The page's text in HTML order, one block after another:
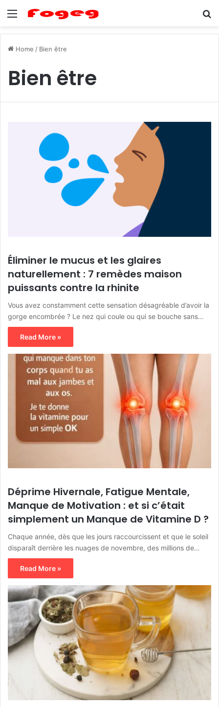
Menu
Home / Bien être
Bien être
Éliminer le mucus et les glaires
naturellement : 7 remèdes maison
puissants contre la rhinite
Vous avez constamment cette sensation désagréable d’avoir la
gorge encombrée ? Le nez qui coule ou qui se bouche sans…
Read More »
Déprime Hivernale, Fatigue Mentale,
Manque de Motivation : et si c’était
simplement un Manque de Vitamine D ?
Chaque année, dès que les jours raccourcissent et que le soleil
disparaît derrière les nuages de novembre, des millions de…
Read More »